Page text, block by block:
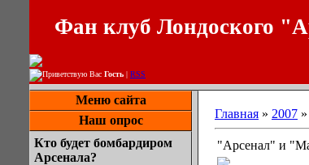
Фан клуб Лондоского
Приветствую Вас Гость | RSS
Меню сайта
Наш опрос
Кто будет бомбардиром
Арсенала?
Главная » 2007 »
"Арсенал" и